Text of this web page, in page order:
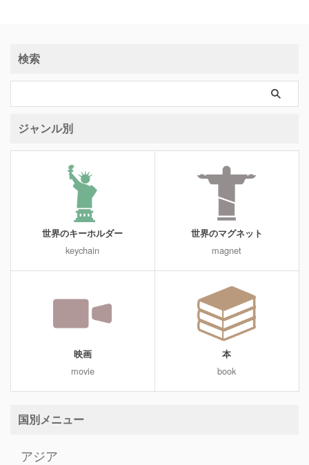
検索
ジャンル別
世界のキーホルダー
keychain
世界のマグネット
magnet
映画
movie
本
book
国別メニュー
アジア